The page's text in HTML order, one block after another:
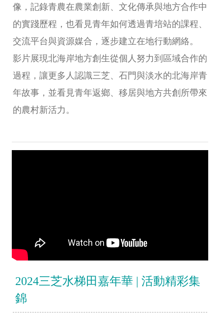
像，記錄青農在農業創新、文化傳承與地方合作中
的實踐歷程，也看見青年如何透過青培站的課程、
交流平台與資源媒合，逐步建立在地行動網絡。
影片展現北海岸地方創生從個人努力到區域合作的
過程，讓更多人認識三芝、石門與淡水的北海岸青
年故事，並看見青年返鄉、移居與地方共創所帶來
的農村新活力。
2024三芝水梯田嘉年華 | 活動精彩集
錦